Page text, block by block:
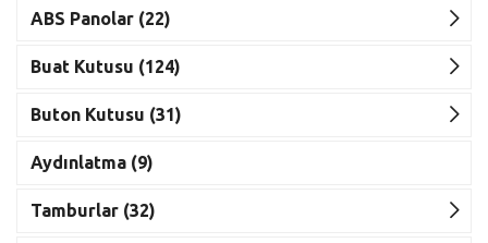
ABS Panolar (22)
Buat Kutusu (124)
Buton Kutusu (31)
Aydınlatma (9)
Tamburlar (32)